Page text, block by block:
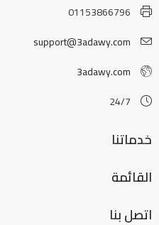
01153866796
support@3adawy.com
3adawy.com
24/7
خدماتنا
القائمة
اتصل بنا